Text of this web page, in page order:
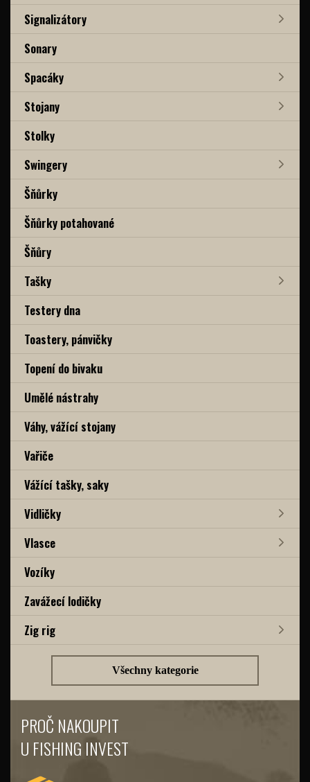
Signalizátory
Sonary
Spacáky
Stojany
Stolky
Swingery
Šňůrky
Šňůrky potahované
Šňůry
Tašky
Testery dna
Toastery, pánvičky
Topení do bivaku
Umělé nástrahy
Váhy, vážící stojany
Vařiče
Vážící tašky, saky
Vidličky
Vlasce
Vozíky
Zavážecí lodičky
Zig rig
Všechny kategorie
PROČ NAKOUPIT
U FISHING INVEST